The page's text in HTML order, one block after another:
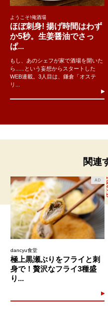
ようこそ!俺酒場
ほぼ刺身! 揚げ時間はわず
か5秒。生姜醤油でさっ
ぱ...
もし、あのシェフが家で酒場を開いた
ら......という妄想からスタートした
WEB連載。3人目は、鎌倉「オステ
リ...
関連
AD
dancyu食堂
極上黒瀬ぶりをフライと刺
身で！贅沢なフライ3種盛
り...